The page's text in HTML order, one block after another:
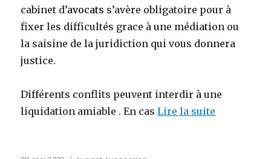
cabinet d’avocats s’avère obligatoire pour à
fixer les difficultés grace à une médiation ou
la saisine de la juridiction qui vous donnera
justice.
Différents conflits peuvent interdir à une
liquidation amiable . En casLire la suite